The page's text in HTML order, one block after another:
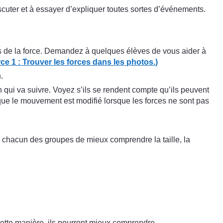
et à essayer d’expliquer toutes sortes d’événements.
la force. Demandez à quelques élèves de vous aider à
1 : Trouver les forces dans les photos.)
va suivre. Voyez s’ils se rendent compte qu’ils peuvent
le mouvement est modifié lorsque les forces ne sont pas
des groupes de mieux comprendre la taille, la